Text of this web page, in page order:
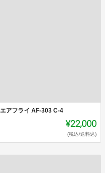
エアフライ AF-303 C-4
¥22,000
(税込/送料込)